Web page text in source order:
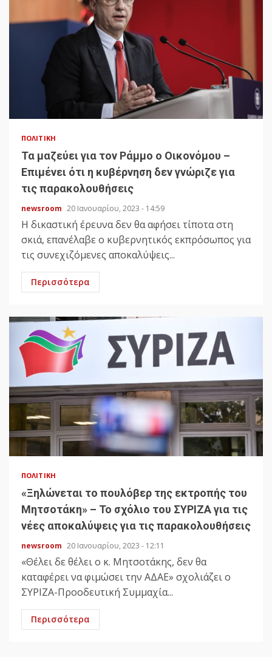
ΠΟΛΙΤΙΚΉ
Τα μαζεύει για τον Ράμμο ο Οικονόμου –
Επιμένει ότι η κυβέρνηση δεν γνώριζε για
τις παρακολουθήσεις
newsroom 20 Ιανουαρίου, 2023 - 14:59
Η δικαστική έρευνα δεν θα αφήσει τίποτα στη
σκιά, επανέλαβε ο κυβερνητικός εκπρόσωπος για
τις συνεχιζόμενες αποκαλύψεις...
Περισσότερα
ΠΟΛΙΤΙΚΉ
«Ξηλώνεται το πουλόβερ της εκτροπής του
Μητσοτάκη» – Το σχόλιο του ΣΥΡΙΖΑ για τις
νέες αποκαλύψεις για τις παρακολουθήσεις
newsroom 20 Ιανουαρίου, 2023 - 12:11
«Θέλει δε θέλει ο κ. Μητσοτάκης, δεν θα
καταφέρει να φιμώσει την ΑΔΑΕ» σχολιάζει ο
ΣΥΡΙΖΑ-Προοδευτική Συμμαχία...
Περισσότερα